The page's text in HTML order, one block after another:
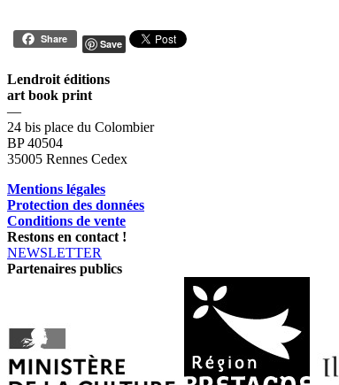
Share Save
Lendroit éditions
art book print
—
24 bis place du Colombier
BP 40504
35005 Rennes Cedex
Mentions légales
Protection des données
Conditions de vente
Restons en contact !
NEWSLETTER
Partenaires publics